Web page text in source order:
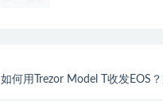
如何用Trezor Model T收发EOS